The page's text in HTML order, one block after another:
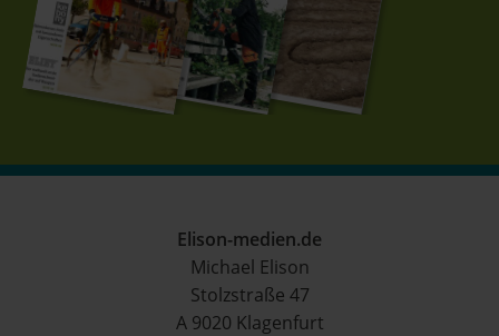
Elison-medien.de
Michael Elison
Stolzstraße 47
A 9020 Klagenfurt